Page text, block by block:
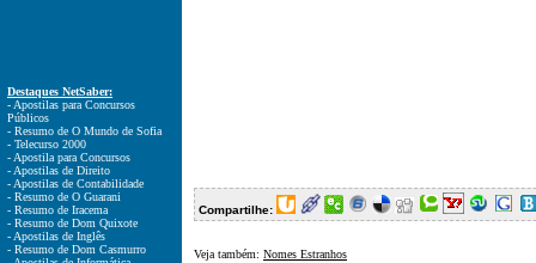
Destaques NetSaber:
- Apostilas para Concursos
Públicos
- Resumo de O Mundo de Sofia
- Telecurso 2000
- Apostila para Concursos
- Apostilas de Direito
- Apostilas de Contabilidade
- Resumo de O Guarani
- Resumo de Iracema
- Resumo de Dom Quixote
- Apostilas de Inglês
- Resumo de Dom Casmurro
Compartilhe:
Veja também: Nomes Estranhos